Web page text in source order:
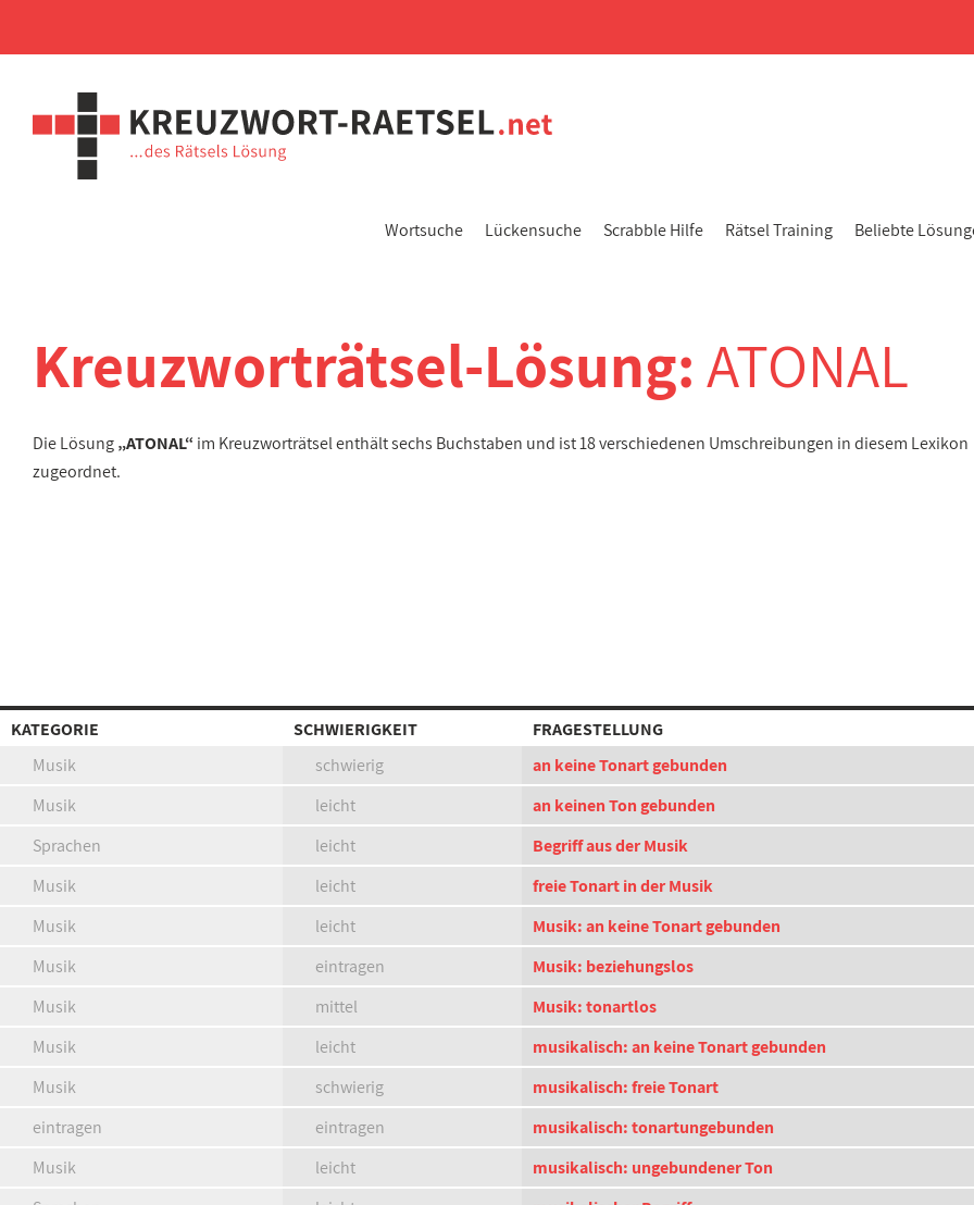
Wortsuche Lückensuche Scrabble Hilfe Rätsel Training Beliebte
Kreuzworträtsel-Lösung:ATONAL
Die Lösung„ATONAL“ im Kreuzworträtsel enthält sechs Buchstaben und ist 18 verschiedenen Umschreibungen in diesem Lexikon
zugeordnet.
KATEGORIE SCHWIERIGKEIT
FRAGESTELLUNG
Musik
schwierig
an keine Tonart gebunden
Musik
leicht
an keinen Ton gebunden
Sprachen
leicht
Begriff aus der Musik
Musik
leicht
freie Tonart in der Musik
Musik
leicht
Musik: an keine Tonart gebunden
Musik
eintragen
Musik: beziehungslos
Musik
mittel
Musik: tonartlos
Musik
leicht
musikalisch: an keine Tonart gebunden
Musik
schwierig
musikalisch: freie Tonart
eintragen
eintragen
musikalisch: tonartungebunden
Musik
leicht
musikalisch: ungebundener Ton